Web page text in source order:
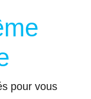
pour vous